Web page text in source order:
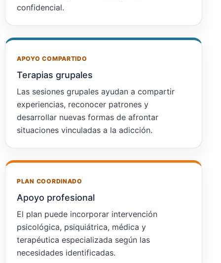
confidencial.
APOYO COMPARTIDO
Terapias grupales
Las sesiones grupales ayudan a compartir
experiencias, reconocer patrones y
desarrollar nuevas formas de afrontar
situaciones vinculadas a la adicción.
PLAN COORDINADO
Apoyo profesional
El plan puede incorporar intervención
psicológica, psiquiátrica, médica y
terapéutica especializada según las
necesidades identificadas.